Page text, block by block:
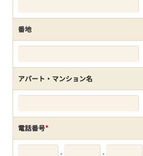
番地
アパート・マンション名
電話番号*
- -